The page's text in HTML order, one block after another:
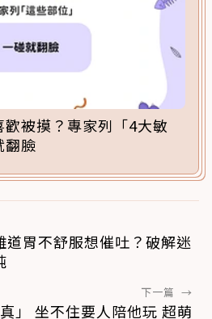
被摸？專家列「4大敏
翻臉
胃不舒服想催吐？破解迷
下一篇 →
」 坐不住要人陪他玩 超萌